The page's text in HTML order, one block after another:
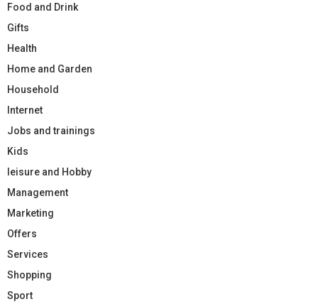
Food and Drink
Gifts
Health
Home and Garden
Household
Internet
Jobs and trainings
Kids
leisure and Hobby
Management
Marketing
Offers
Services
Shopping
Sport